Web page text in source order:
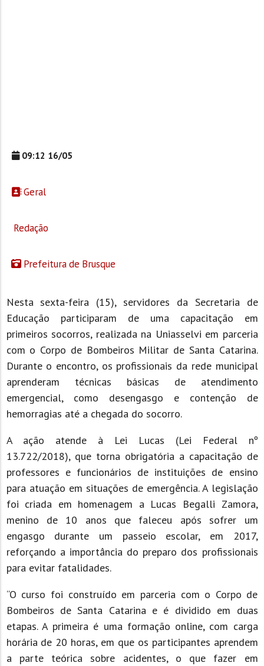
09:12 16/05
Geral
Redação
Prefeitura de Brusque
Nesta sexta-feira (15), servidores da Secretaria de
Educação participaram de uma capacitação em
primeiros socorros, realizada na Uniasselvi em parceria
com o Corpo de Bombeiros Militar de Santa Catarina.
Durante o encontro, os profissionais da rede municipal
aprenderam técnicas básicas de atendimento
emergencial, como desengasgo e contenção de
hemorragias até a chegada do socorro.
A ação atende à Lei Lucas (Lei Federal nº
13.722/2018), que torna obrigatória a capacitação de
professores e funcionários de instituições de ensino
para atuação em situações de emergência. A legislação
foi criada em homenagem a Lucas Begalli Zamora,
menino de 10 anos que faleceu após sofrer um
engasgo durante um passeio escolar, em 2017,
reforçando a importância do preparo dos profissionais
para evitar fatalidades.
“O curso foi construído em parceria com o Corpo de
Bombeiros de Santa Catarina e é dividido em duas
etapas. A primeira é uma formação online, com carga
horária de 20 horas, em que os participantes aprendem
a parte teórica sobre acidentes, o que fazer em